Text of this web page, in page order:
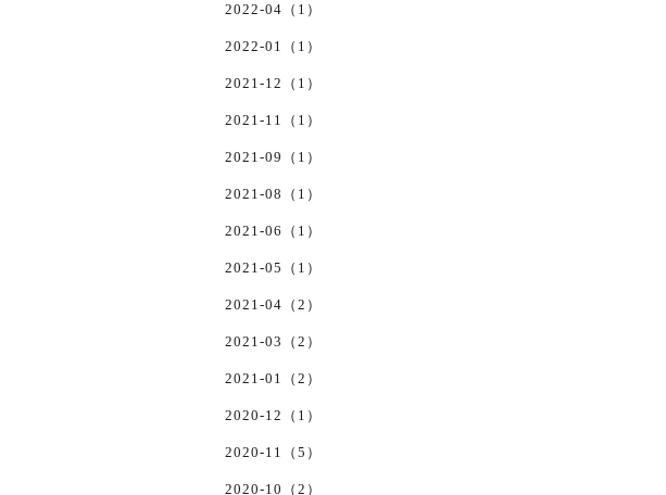
2022-04（1）
2022-01（1）
2021-12（1）
2021-11（1）
2021-09（1）
2021-08（1）
2021-06（1）
2021-05（1）
2021-04（2）
2021-03（2）
2021-01（2）
2020-12（1）
2020-11（5）
2020-10（2）